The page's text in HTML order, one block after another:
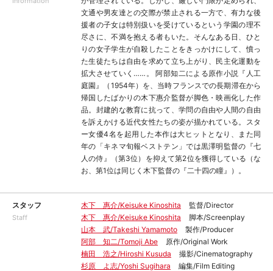
文通や男友達との交際が禁止される一方で、有力な後
援者の子女は特別扱いを受けているという学園の理不
尽さに、不満を抱える者もいた。そんなある日、ひと
りの女子学生が自殺したことをきっかけにして、憤っ
た生徒たちは自由を求めて立ち上がり、民主化運動を
拡大させていく……。 阿部知二による原作小説『人工
庭園』（1954年）を、当時フランスでの長期滞在から
帰国したばかりの木下惠介監督が脚色・映画化した作
品。封建的な教育に抗って、学問の自由や人間の自由
を訴えかける近代女性たちの姿が描かれている。スタ
ー女優4名を起用した本作は大ヒットとなり、また同
年の「キネマ旬報ベストテン」では黒澤明監督の『七
人の侍』（第3位）を抑えて第2位を獲得している（な
お、第1位は同じく木下監督の『二十四の瞳』）。
スタッフ
Staff
木下 惠介/Keisuke Kinoshita
監督/Director
木下 惠介/Keisuke Kinoshita
脚本/Screenplay
山本 武/Takeshi Yamamoto
製作/Producer
阿部 知二/Tomoji Abe
原作/Original Work
楠田 浩之/Hiroshi Kusuda
撮影/Cinematography
杉原 よ志/Yoshi Sugihara
編集/Film Editing